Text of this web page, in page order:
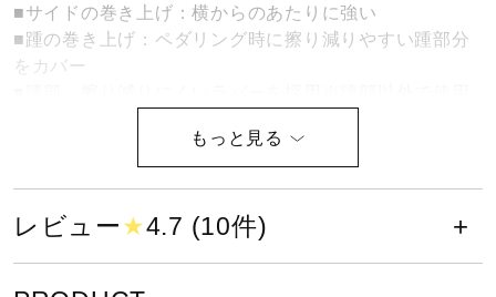
その他
■サイドの巻き上げ：横からのあたりに強い
■踵の巻き上げ：ペダリング時に擦り減りやすい踵部分
をカバー
■踵部にMIZUNO ENERZY搭載：踵部には柔らかさと反
発性に優れたミズノエナジーを搭載
■光を反射：夜間の作業時に光を反射する再帰反射材を
レビュー★4.7 (10件)